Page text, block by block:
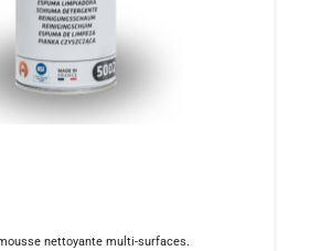
nettoyante multi-surfaces.